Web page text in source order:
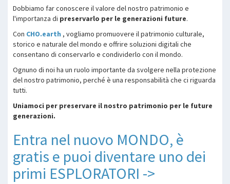
Dobbiamo far conoscere il valore del nostro patrimonio e
l'importanza di preservarlo per le generazioni future.
Con CHO.earth , vogliamo promuovere il patrimonio culturale,
storico e naturale del mondo e offrire soluzioni digitali che
consentano di conservarlo e condividerlo con il mondo.
Ognuno di noi ha un ruolo importante da svolgere nella protezione
del nostro patrimonio, perché è una responsabilità che ci riguarda
tutti.
Uniamoci per preservare il nostro patrimonio per le future
generazioni.
Entra nel nuovo MONDO, è
gratis e puoi diventare uno dei
primi ESPLORATORI ->